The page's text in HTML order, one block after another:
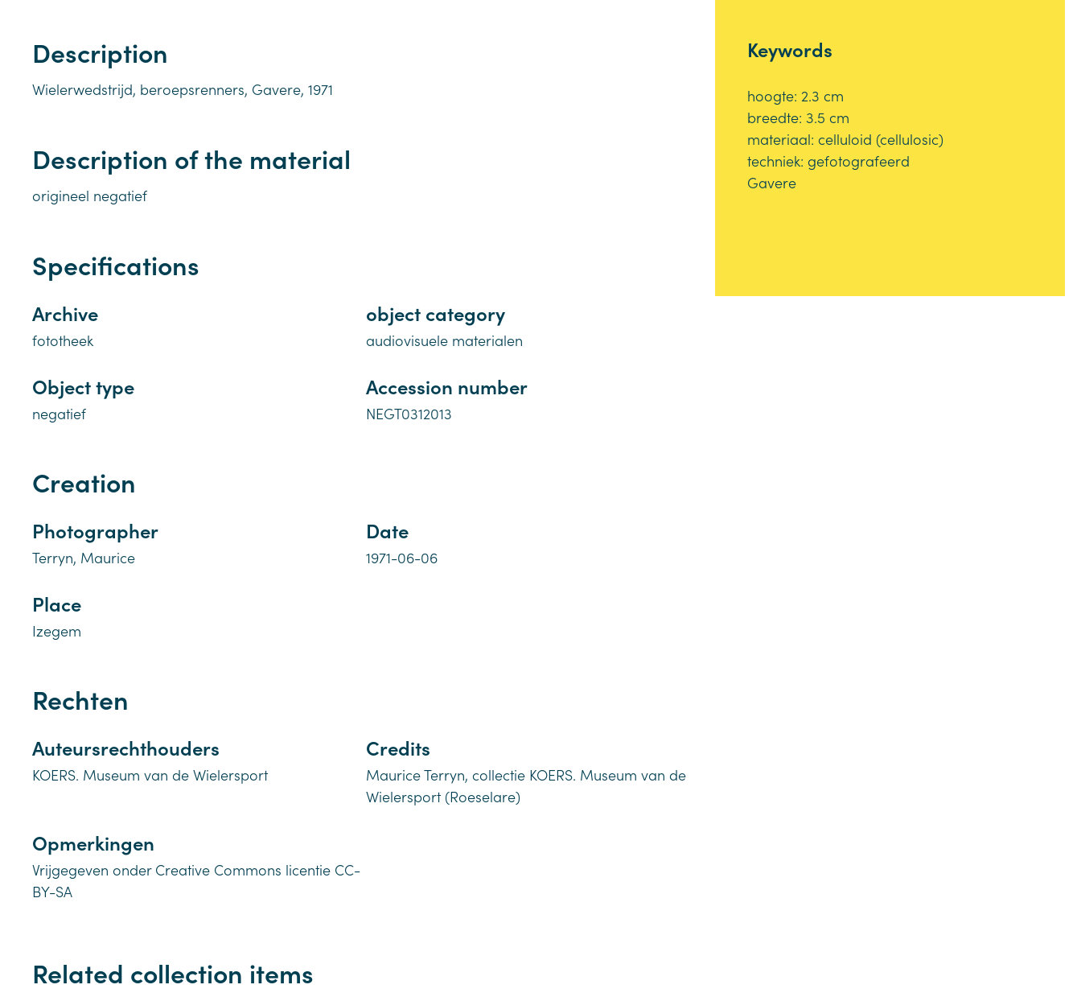
Description
Wielerwedstrijd, beroepsrenners, Gavere, 1971
Description of the material
origineel negatief
Specifications
Archive
fototheek
object category
audiovisuele materialen
Object type
negatief
Accession number
NEGT0312013
Creation
Photographer
Terryn, Maurice
Date
1971-06-06
Place
Izegem
Rechten
Auteursrechthouders
KOERS. Museum van de Wielersport
Credits
Maurice Terryn, collectie KOERS. Museum van de
Wielersport (Roeselare)
Opmerkingen
Vrijgegeven onder Creative Commons licentie CC-
BY-SA
Keywords
hoogte: 2.3 cm
breedte: 3.5 cm
materiaal: celluloid (cellulosic)
techniek: gefotografeerd
Gavere
Related collection items